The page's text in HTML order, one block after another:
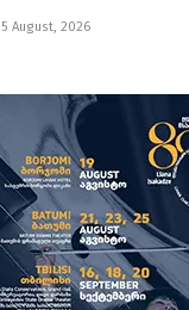
5 August, 2026